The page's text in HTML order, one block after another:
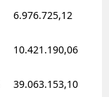
6.976.725,12
10.421.190,06
39.063.153,10